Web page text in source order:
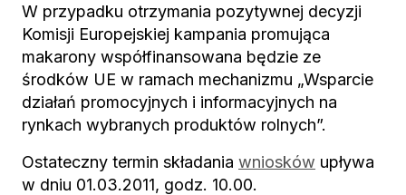
W przypadku otrzymania pozytywnej decyzji
Komisji Europejskiej kampania promująca
makarony współfinansowana będzie ze
środków UE w ramach mechanizmu „Wsparcie
działań promocyjnych i informacyjnych na
rynkach wybranych produktów rolnych”.
Ostateczny termin składania wniosków upływa
w dniu 01.03.2011, godz. 10.00.